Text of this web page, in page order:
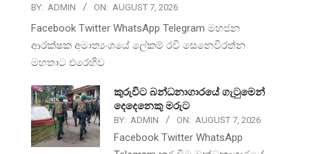
BY: ADMIN ON: AUGUST 7, 2026
Facebook Twitter WhatsApp Telegram මහජන
ආරක්ෂක අමාත්‍යංශයේ ලේකම් රවි සෙනෙවිරත්න
මහතාට එරෙහිව
කුරුවිට බන්ධනාගාරයේ ගැටුමෙන්
දෙදෙනෙකු මරුට
BY: ADMIN ON: AUGUST 7, 2026
Facebook Twitter WhatsApp